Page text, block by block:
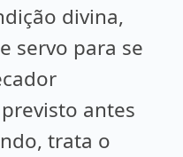
divina,
servo para se
antes
trata o